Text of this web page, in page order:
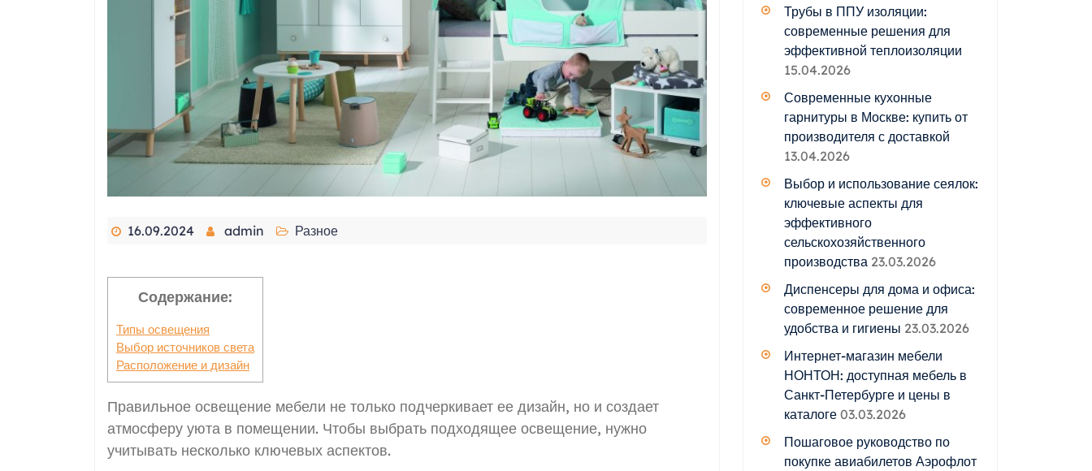
16.09.2024 admin Разное
Содержание:
Типы освещения
Выбор источников света
Расположение и дизайн
Правильное освещение мебели не только подчеркивает ее дизайн, но и создает
атмосферу уюта в помещении. Чтобы выбрать подходящее освещение, нужно
учитывать несколько ключевых аспектов.
Трубы в ППУ изоляции:
современные решения для
эффективной теплоизоляции
15.04.2026
Современные кухонные
гарнитуры в Москве: купить от
производителя с доставкой
13.04.2026
Выбор и использование сеялок:
ключевые аспекты для
эффективного
сельскохозяйственного
производства 23.03.2026
Диспенсеры для дома и офиса:
современное решение для
удобства и гигиены 23.03.2026
Интернет-магазин мебели
НОНТОН: доступная мебель в
Санкт-Петербурге и цены в
каталоге 03.03.2026
Пошаговое руководство по
покупке авиабилетов Аэрофлот